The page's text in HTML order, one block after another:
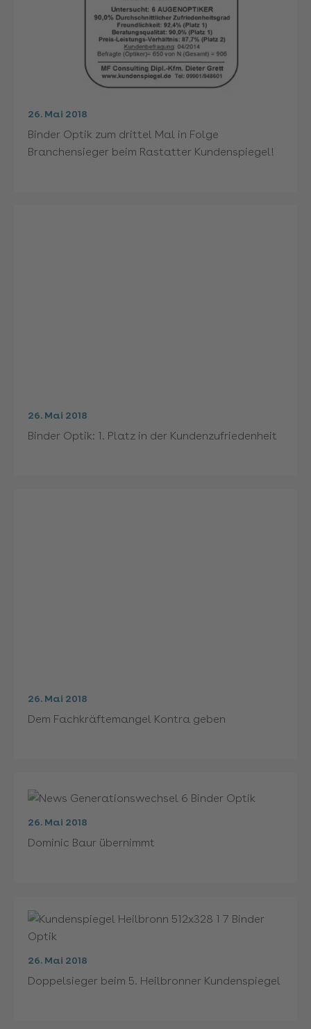
26. Mai 2018
Binder Optik zum drittel Mal in Folge
Branchensieger beim Rastatter Kundenspiegel!
26. Mai 2018
Binder Optik: 1. Platz in der Kundenzufriedenheit
26. Mai 2018
Dem Fachkräftemangel Kontra geben
26. Mai 2018
Dominic Baur übernimmt
26. Mai 2018
Doppelsieger beim 5. Heilbronner Kundenspiegel